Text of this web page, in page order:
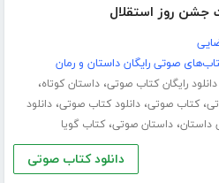
جشن روز استقلال
صوتی رایگان داستان و رمان
دانلود رایگان کتاب صوتی،داستان کوتاه،
،کتاب صوتی،دانلود کتاب صوتی،دانلود
داستان،داستان صوتی،کتاب گویا
دانلود کتاب صوتی